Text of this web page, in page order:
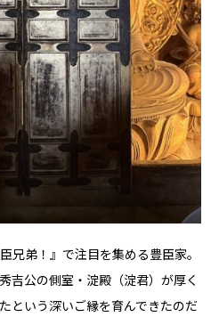
兄弟！』で注目を集める豊臣家。
吉公の側室・淀殿（淀君）が厚く
という深いご縁を育んできたのだ